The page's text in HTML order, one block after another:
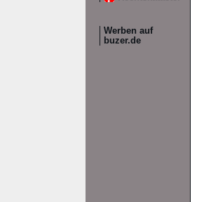
Werben auf
buzer.de